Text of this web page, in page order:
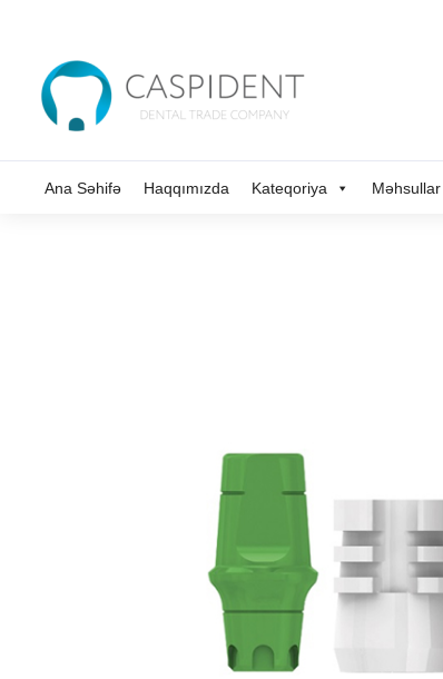
Ana Səhifə Haqqımızda Kateqoriya Məhsullar